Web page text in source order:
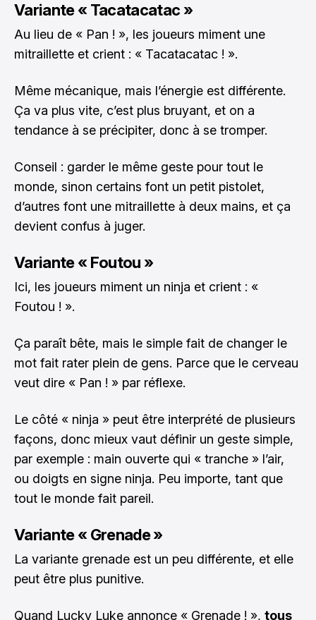
Variante « Tacatacatac »
Au lieu de « Pan ! », les joueurs miment une
mitraillette et crient : « Tacatacatac ! ».
Même mécanique, mais l’énergie est différente.
Ça va plus vite, c’est plus bruyant, et on a
tendance à se précipiter, donc à se tromper.
Conseil : garder le même geste pour tout le
monde, sinon certains font un petit pistolet,
d’autres font une mitraillette à deux mains, et ça
devient confus à juger.
Variante « Foutou »
Ici, les joueurs miment un ninja et crient : «
Foutou ! ».
Ça paraît bête, mais le simple fait de changer le
mot fait rater plein de gens. Parce que le cerveau
veut dire « Pan ! » par réflexe.
Le côté « ninja » peut être interprété de plusieurs
façons, donc mieux vaut définir un geste simple,
par exemple : main ouverte qui « tranche » l’air,
ou doigts en signe ninja. Peu importe, tant que
tout le monde fait pareil.
Variante « Grenade »
La variante grenade est un peu différente, et elle
peut être plus punitive.
Quand Lucky Luke annonce « Grenade ! », tous